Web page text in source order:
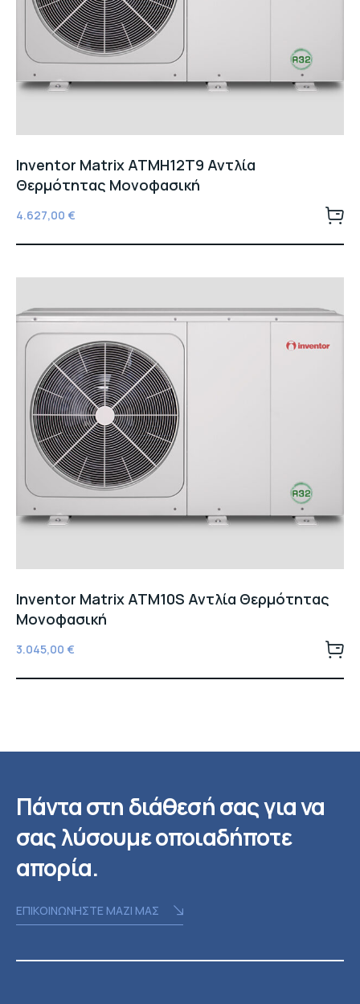
Inventor Matrix ATMH12T9 Αντλία
Θερμότητας Μονοφασική
4.627,00 €
Inventor Matrix ATM10S Αντλία Θερμότητας
Μονοφασική
3.045,00 €
Πάντα στη διάθεσή σας για να
σας λύσουμε οποιαδήποτε
απορία.
ΕΠΙΚΟΙΝΩΝΗΣΤΕ ΜΑΖΙ ΜΑΣ